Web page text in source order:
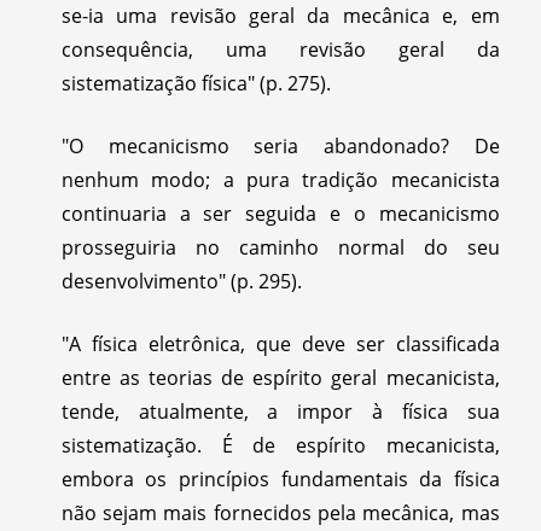
se-ia uma revisão geral da mecânica e, em
consequência, uma revisão geral da
sistematização física" (p. 275).
"O mecanicismo seria abandonado? De
nenhum modo; a pura tradição mecanicista
continuaria a ser seguida e o mecanicismo
prosseguiria no caminho normal do seu
desenvolvimento" (p. 295).
"A física eletrônica, que deve ser classificada
entre as teorias de espírito geral mecanicista,
tende, atualmente, a impor à física sua
sistematização. É de espírito mecanicista,
embora os princípios fundamentais da física
não sejam mais fornecidos pela mecânica, mas